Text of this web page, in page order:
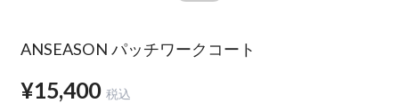
ANSEASON パッチワークコート
¥15,400 税込